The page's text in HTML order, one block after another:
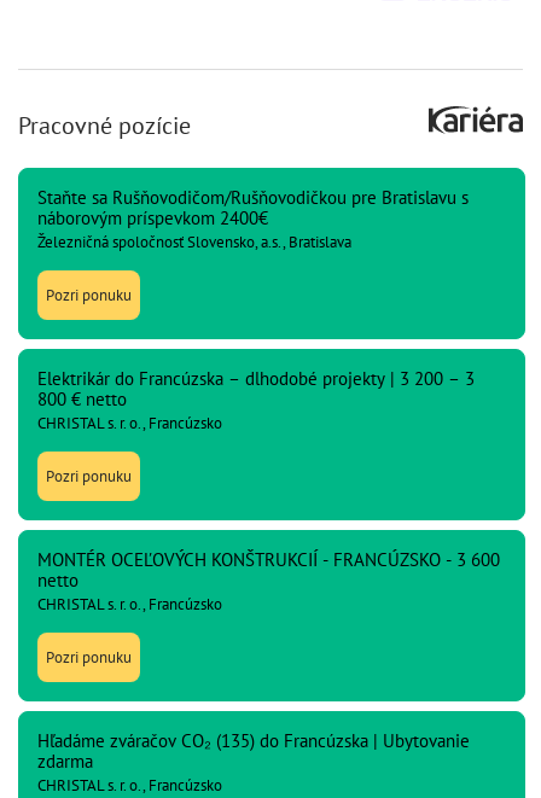
Pracovné pozície
Staňte sa Rušňovodičom/Rušňovodičkou pre Bratislavu s
náborovým príspevkom 2400€
Železničná spoločnosť Slovensko, a.s., Bratislava
Pozri ponuku
Elektrikár do Francúzska – dlhodobé projekty | 3 200 – 3
800 € netto
CHRISTAL s. r. o., Francúzsko
Pozri ponuku
MONTÉR OCEĽOVÝCH KONŠTRUKCIÍ - FRANCÚZSKO - 3 600
netto
CHRISTAL s. r. o., Francúzsko
Pozri ponuku
Hľadáme zváračov CO₂ (135) do Francúzska | Ubytovanie
zdarma
CHRISTAL s. r. o., Francúzsko